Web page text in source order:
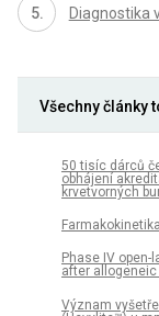
Diagnostika
Všechny články
50 tisíc dárců
obhájení
krvetvorných
Phase IV
after
Význam